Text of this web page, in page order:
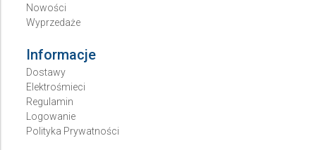
Nowości
Wyprzedaże
Informacje
Dostawy
Elektrośmieci
Regulamin
Logowanie
Polityka Prywatności